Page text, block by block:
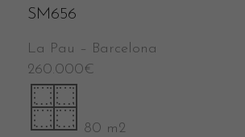
SM656
La Pau – Barcelona
260.000€
80 m2